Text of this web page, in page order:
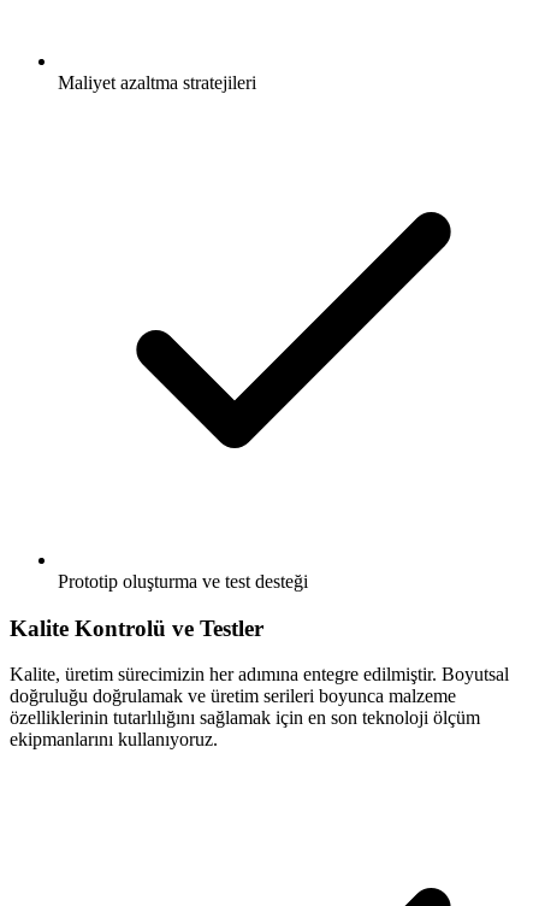
Maliyet azaltma stratejileri
Prototip oluşturma ve test desteği
Kalite Kontrolü ve Testler
Kalite, üretim sürecimizin her adımına entegre edilmiştir. Boyutsal
doğruluğu doğrulamak ve üretim serileri boyunca malzeme
özelliklerinin tutarlılığını sağlamak için en son teknoloji ölçüm
ekipmanlarını kullanıyoruz.